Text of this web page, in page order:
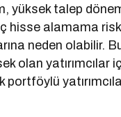
yüksek talep
hisse alamama
neden olabilir.
olan yatırımcılar
portföylü